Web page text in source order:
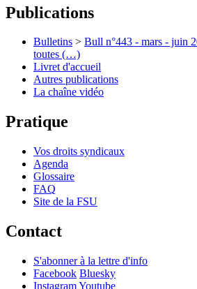
Publications
Bulletins > Bull n°443 - mars - juin
toutes (…)
Livret d'accueil
Autres publications
La chaîne vidéo
Pratique
Vos droits syndicaux
Agenda
Glossaire
FAQ
Site de la FSU
Contact
S'abonner à la lettre d'info
Facebook Bluesky
InstagramYoutube